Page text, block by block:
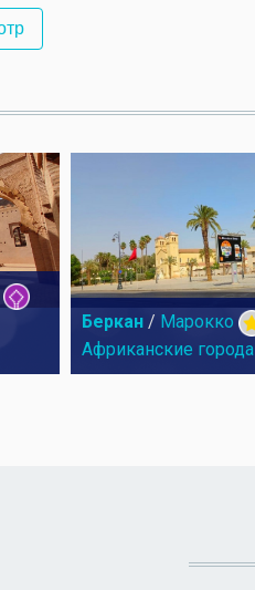
Беркан / Марокко
Африканские города